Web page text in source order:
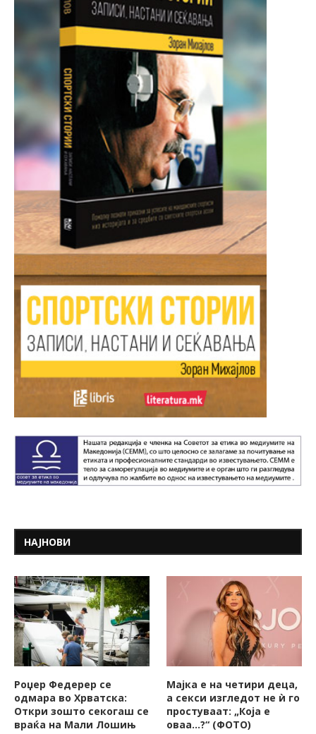
НАЈНОВИ
Роџер Федерер се
одмара во Хрватска:
Откри зошто секогаш се
враќа на Мали Лошињ
Мајка е на четири деца,
а секси изгледот не ѝ го
простуваат: „Која е
оваа…?“ (ФОТО)